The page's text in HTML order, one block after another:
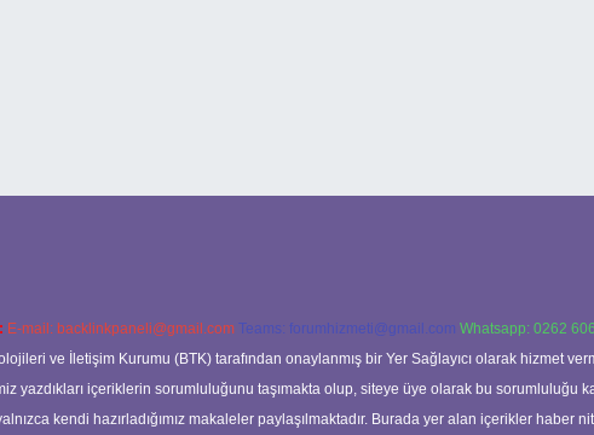
E-mail: backlinkpaneli@gmail.com Teams: forumhizmeti@gmail.com Whatsapp: 0262
ve İletişim Kurumu (BTK) tarafından onaylanmış bir Yer Sağlayıcı olarak hizmet
yazdıkları içeriklerin sorumluluğunu taşımakta olup, siteye üye olarak bu sorumluluğu
kendi hazırladığımız makaleler paylaşılmaktadır. Burada yer alan içerikler haber